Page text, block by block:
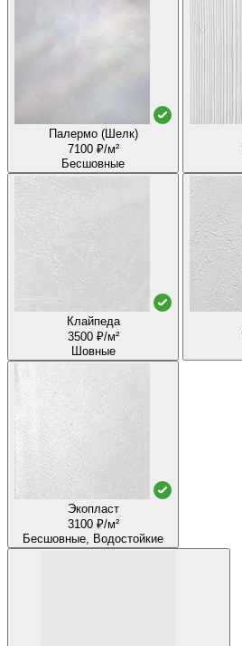
Палермо (Шелк)
7100 ₽/м²
Бесшовные
Клайпеда
3500 ₽/м²
Шовные
Экопласт
3100 ₽/м²
Бесшовные, Водостойкие